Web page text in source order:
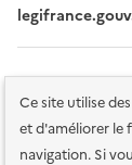
Ce site utilise
et d'améliorer le
navigation. Si